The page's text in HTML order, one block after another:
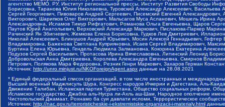
агентство МЕМО. РУ, Институт региональной прессы, Институт Развития Свободы
Борисовна, Таранова Юлия Николаевна, Туровский Александр Алексеевич,
Сергей Георгиевич, Пивоваров Андрей Сергеевич, Писемский Евгений
Викторович, Шарипков Олег Викторович, Мальсагов Муса Асланович, Мошель Ирина
Александровна, Исламов Тимур Рифгатович, Романова Ольга Евгеньевна, Щаров
Паутов Юрий Анатольевич, Верховский Александр Маркович, Пислакова-Паркер
Рачинский Ян Збигневич, Жемкова Елена Борисовна, Гудков Лев Дмитриевич,
Николай Алексеевич, Блинушов Андрей Юрьевич, Мосин Алексей Геннадьевич,
Владимировна, Баженова Светлана Куприяновна, Исаев Сергей Владимирович,
Буртина Елена Юрьевна, Гендель Людмила Залмановна, Кокорина Екатерина
Подузов Сергей Васильевич, Протасова Ирина Вячеславовна, Литинский Леонид
Добровольская Анна Дмитриевна, Королева Александра Евгеньевна, Смирнов
Петрович, Полякова Мара Федоровна, Резник Генри Маркович, Захаров Герман
Источник: http://unro.minjust.ru/NKOForeignAgent.aspx данные на 28.08.2021
* Единый федеральный список организаций, в том числе иностранных и
Высший военный Маджлисуль Шура, Конгресс народов Ичкерии и Дагестана, Аль-
Движение Талибан, Исламская партия Туркестана, Общество социальных реформ,
Исламское государство, Джабха аль-Нусра ли-Ахль аш-Шам, Народное ополчение
Чистопольский Джамаат, Рохнамо ба суи давлати исломи, Террористическое
Источник: http://nac.gov.ru/terroristicheskie-i-ekstremistskie-organizacii-i-materialy.html